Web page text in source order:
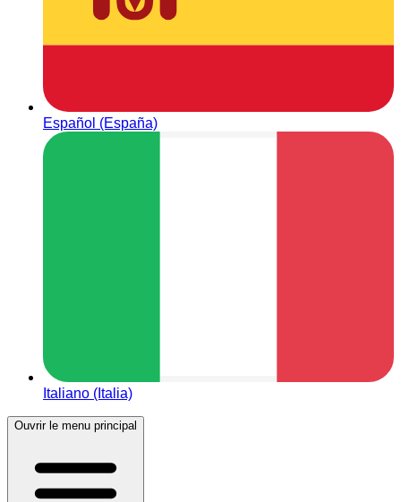
Español (España)
Italiano (Italia)
Ouvrir le menu principal